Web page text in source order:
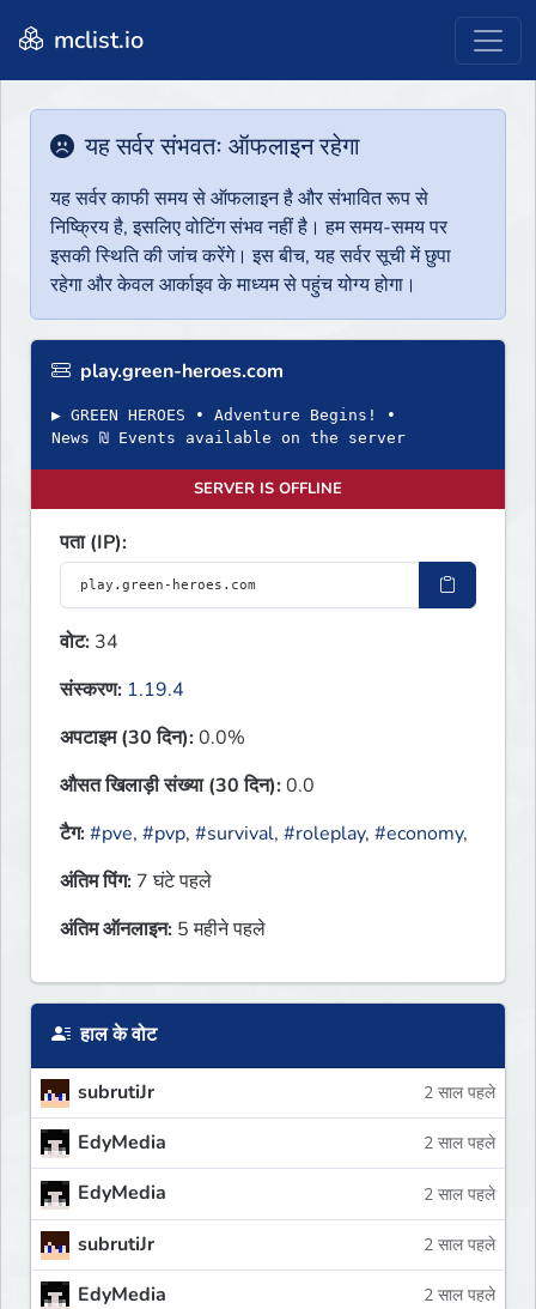
mclist.io
यह सर्वर संभवतः ऑफलाइन रहेगा
यह सर्वर काफी समय से ऑफलाइन है और संभावित रूप से
निष्क्रिय है, इसलिए वोटिंग संभव नहीं है। हम समय-समय पर
इसकी स्थिति की जांच करेंगे। इस बीच, यह सर्वर सूची में छुपा
रहेगा और केवल आर्काइव के माध्यम से पहुंच योग्य होगा।
play.green-heroes.com
▶ GREEN HEROES • Adventure Begins! •
News ₪ Events available on the server
SERVER IS OFFLINE
पता (IP):
वोट: 34
संस्करण: 1.19.4
अपटाइम (30 दिन):0.0%
औसत खिलाड़ी संख्या (30 दिन):0.0
टैग:#pve, #pvp, #survival, #roleplay, #economy,
अंतिम पिंग: 7 घंटे पहले
अंतिम ऑनलाइन: 5 महीने पहले
हाल के वोट
subrutiJr 2 साल पहले
EdyMedia 2 साल पहले
EdyMedia 2 साल पहले
subrutiJr 2 साल पहले
EdyMedia 2 साल पहले